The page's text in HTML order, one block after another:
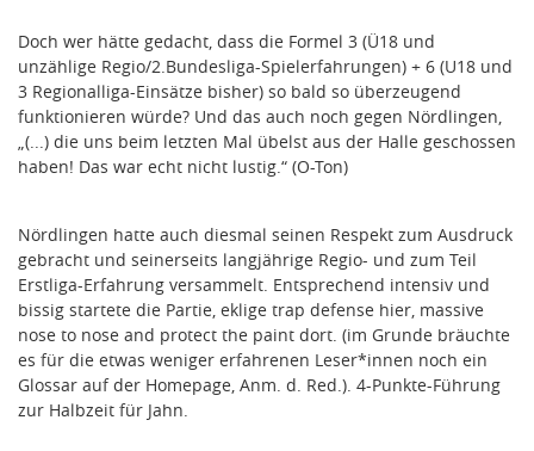
Doch wer hätte gedacht, dass die Formel 3 (Ü18 und
unzählige Regio/2.Bundesliga-Spielerfahrungen) + 6 (U18 und
3 Regionalliga-Einsätze bisher) so bald so überzeugend
funktionieren würde? Und das auch noch gegen Nördlingen,
„(...) die uns beim letzten Mal übelst aus der Halle geschossen
haben! Das war echt nicht lustig.“ (O-Ton)
Nördlingen hatte auch diesmal seinen Respekt zum Ausdruck
gebracht und seinerseits langjährige Regio- und zum Teil
Erstliga-Erfahrung versammelt. Entsprechend intensiv und
bissig startete die Partie, eklige trap defense hier, massive
nose to nose and protect the paint dort. (im Grunde bräuchte
es für die etwas weniger erfahrenen Leser*innen noch ein
Glossar auf der Homepage, Anm. d. Red.). 4-Punkte-Führung
zur Halbzeit für Jahn.